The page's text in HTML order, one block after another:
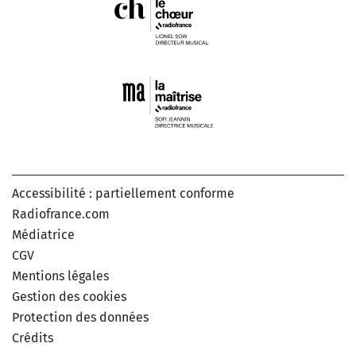
Accessibilité : partiellement conforme
Radiofrance.com
Médiatrice
CGV
Mentions légales
Gestion des cookies
Protection des données
Crédits